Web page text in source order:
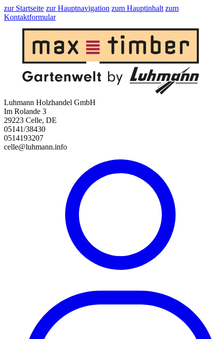
zur Startseite zur Hauptnavigation zum Hauptinhalt zum
Kontaktformular
Luhmann Holzhandel GmbH
Im Rolande 3
29223 Celle, DE
05141/38430
0514193207
celle@luhmann.info